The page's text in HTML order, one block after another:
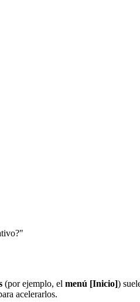
(por ejemplo, el menú [Inicio])
acelerarlos.